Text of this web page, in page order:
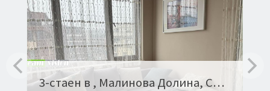
3-стаен в , Малинова Долина, София Оферта № 10858